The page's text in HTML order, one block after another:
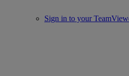
Sign in to your